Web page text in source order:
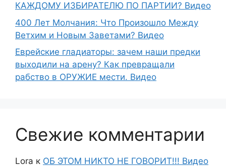
КАЖДОМУ ИЗБИРАТЕЛЮ ПО ПАРТИИ? Видео
400 Лет Молчания: Что Произошло Между
Ветхим и Новым Заветами? Видео
Еврейские гладиаторы: зачем наши предки
выходили на арену? Как превращали
рабство в ОРУЖИЕ мести. Видео
Свежие комментарии
Lora к ОБ ЭТОМ НИКТО НЕ ГОВОРИТ!!! Видео